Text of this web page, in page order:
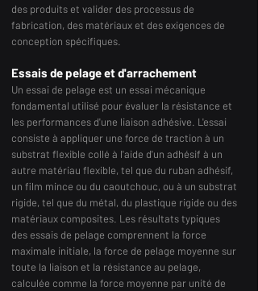
des produits et valider des processus de
fabrication, des matériaux et des exigences de
conception spécifiques.
Essais de pelage et d'arrachement
Un essai de pelage est un essai mécanique
fondamental utilisé pour évaluer la résistance et
les performances d'une liaison adhésive. L'essai
consiste à appliquer une force de traction à un
substrat flexible collé à l'aide d'un adhésif à un
autre matériau flexible, tel que du ruban adhésif,
un film mince ou du caoutchouc, ou à un substrat
rigide, tel que du métal, du plastique rigide ou des
matériaux composites. Les résultats typiques
des essais de pelage comprennent la force
maximale initiale, la force de pelage moyenne sur
toute la liaison et la résistance au pelage,
calculée comme la force moyenne par unité de